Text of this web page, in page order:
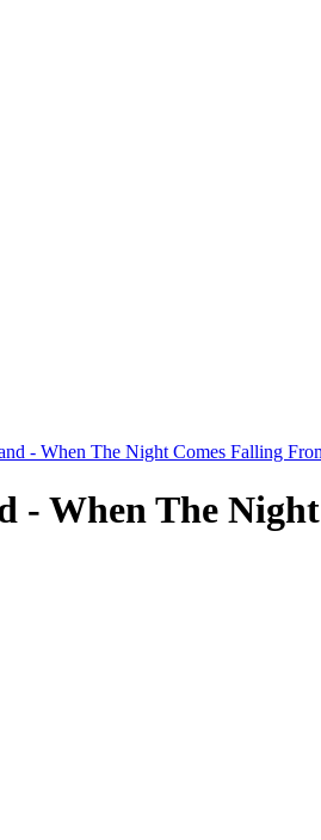
- When The Night Comes Falling
- When The